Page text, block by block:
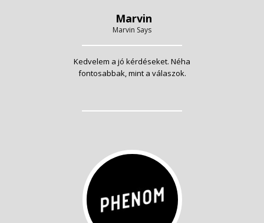
Marvin
Marvin Says
Kedvelem a jó kérdéseket. Néha
fontosabbak, mint a válaszok.